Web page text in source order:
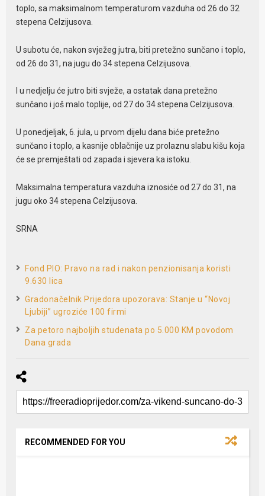
toplo, sa maksimalnom temperaturom vazduha od 26 do 32
stepena Celzijusova.
U subotu će, nakon svježeg jutra, biti pretežno sunčano i toplo,
od 26 do 31, na jugu do 34 stepena Celzijusova.
I u nedjelju će jutro biti svježe, a ostatak dana pretežno
sunčano i još malo toplije, od 27 do 34 stepena Celzijusova.
U ponedjeljak, 6. jula, u prvom dijelu dana biće pretežno
sunčano i toplo, a kasnije oblačnije uz prolaznu slabu kišu koja
će se premještati od zapada i sjevera ka istoku.
Maksimalna temperatura vazduha iznosiće od 27 do 31, na
jugu oko 34 stepena Celzijusova.
SRNA
Fond PIO: Pravo na rad i nakon penzionisanja koristi
9.630 lica
Gradonačelnik Prijedora upozorava: Stanje u “Novoj
Ljubiji” ugroziće 100 firmi
Za petoro najboljih studenata po 5.000 KM povodom
Dana grada
RECOMMENDED FOR YOU